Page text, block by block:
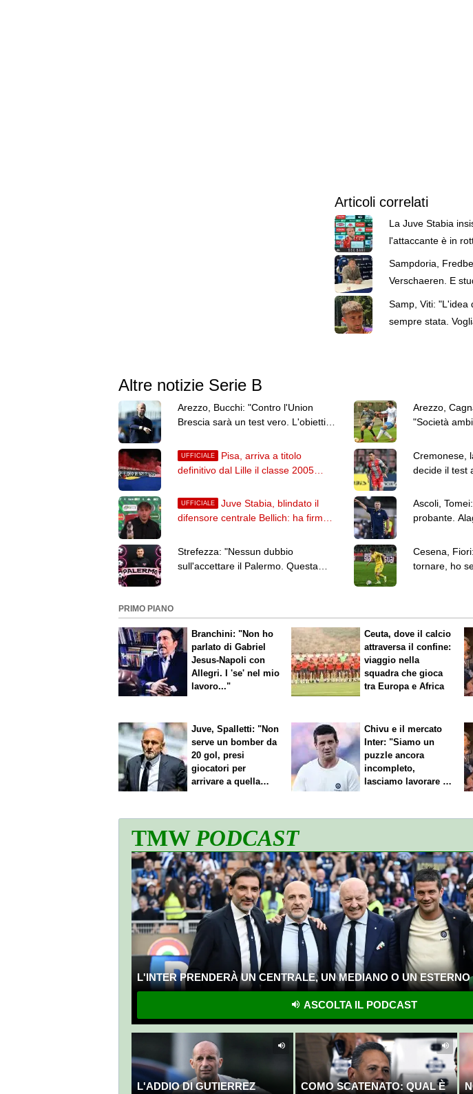
Articoli correlati
La Juve Stabia
l'attaccante è in
potrebbe partire
Sampdoria,
Verschaeren. E
Pierini
Samp, Viti: "L'idea
sempre stata.
Altre notizie Serie B
Arezzo, Bucchi: "Contro l'Union
Brescia sarà un test vero. L'obiettivo
Arezzo,
"Società
UFFICIALE
Pisa, arriva a titolo
definitivo dal Lille il classe 2005
Cremonese,
decide il test
UFFICIALE
Juve Stabia, blindato il
difensore centrale Bellich: ha firmato
Ascoli,
probante.
Strefezza: "Nessun dubbio
sull'accettare il Palermo. Questa
Cesena,
tornare, ho
PRIMO PIANO
Branchini: "Non ho
parlato di Gabriel
Jesus-Napoli con
Allegri. I 'se' nel mio
lavoro..."
Ceuta, dove il calcio
attraversa il confine:
viaggio nella
squadra che gioca
tra Europa e Africa
Juve, Spalletti: "Non
serve un bomber da
20 gol, presi
giocatori per
arrivare a quella
Chivu e il mercato
Inter: "Siamo un
puzzle ancora
incompleto,
lasciamo lavorare i
TMWPODCAST
L'INTER PRENDERÀ UN CENTRALE, UN MEDIANO O UN ESTERNO
ASCOLTA IL PODCAST
L'ADDIO DI GUTIERREZ
COMO SCATENATO: QUAL È